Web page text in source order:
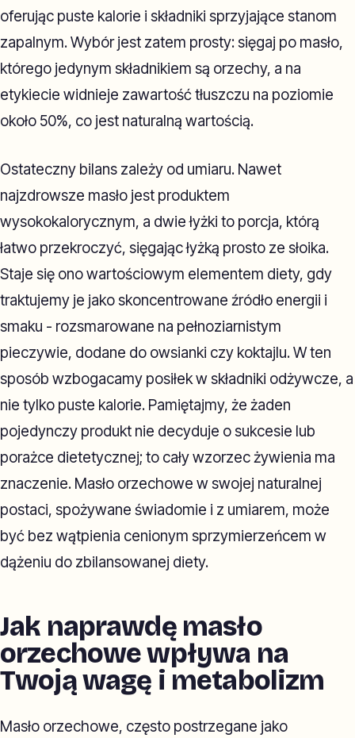
oferując puste kalorie i składniki sprzyjające stanom
zapalnym. Wybór jest zatem prosty: sięgaj po masło,
którego jedynym składnikiem są orzechy, a na
etykiecie widnieje zawartość tłuszczu na poziomie
około 50%, co jest naturalną wartością.
Ostateczny bilans zależy od umiaru. Nawet
najzdrowsze masło jest produktem
wysokokalorycznym, a dwie łyżki to porcja, którą
łatwo przekroczyć, sięgając łyżką prosto ze słoika.
Staje się ono wartościowym elementem diety, gdy
traktujemy je jako skoncentrowane źródło energii i
smaku - rozsmarowane na pełnoziarnistym
pieczywie, dodane do owsianki czy koktajlu. W ten
sposób wzbogacamy posiłek w składniki odżywcze, a
nie tylko puste kalorie. Pamiętajmy, że żaden
pojedynczy produkt nie decyduje o sukcesie lub
porażce dietetycznej; to cały wzorzec żywienia ma
znaczenie. Masło orzechowe w swojej naturalnej
postaci, spożywane świadomie i z umiarem, może
być bez wątpienia cenionym sprzymierzeńcem w
dążeniu do zbilansowanej diety.
Jak naprawdę masło
orzechowe wpływa na
Twoją wagę i metabolizm
Masło orzechowe, często postrzegane jako